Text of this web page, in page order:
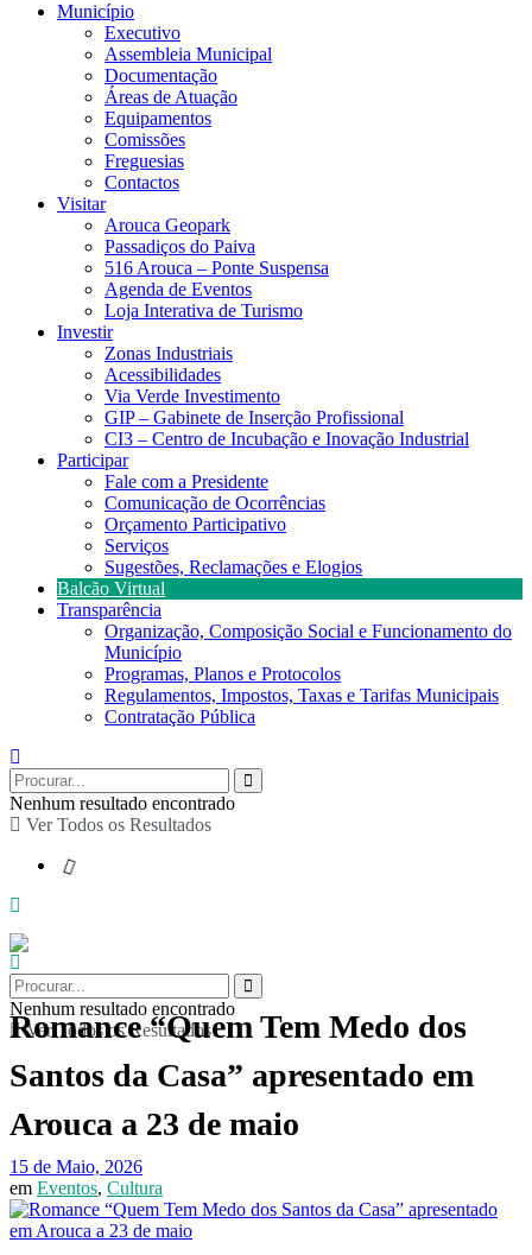
Município
Executivo
Assembleia Municipal
Documentação
Áreas de Atuação
Equipamentos
Comissões
Freguesias
Contactos
Visitar
Arouca Geopark
Passadiços do Paiva
516 Arouca – Ponte Suspensa
Agenda de Eventos
Loja Interativa de Turismo
Investir
Zonas Industriais
Acessibilidades
Via Verde Investimento
GIP – Gabinete de Inserção Profissional
CI3 – Centro de Incubação e Inovação Industrial
Participar
Fale com a Presidente
Comunicação de Ocorrências
Orçamento Participativo
Serviços
Sugestões, Reclamações e Elogios
Balcão Virtual
Transparência
Organização, Composição Social e Funcionamento do
Município
Programas, Planos e Protocolos
Regulamentos, Impostos, Taxas e Tarifas Municipais
Contratação Pública
Nenhum resultado encontrado
Ver Todos os Resultados
Nenhum resultado encontrado
Ver Todos os Resultados
Romance “Quem Tem Medo dos
Santos da Casa” apresentado em
Arouca a 23 de maio
15 de Maio, 2026
em Eventos, Cultura